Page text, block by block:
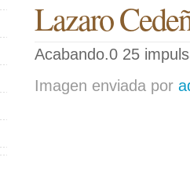
Lazaro
Acabando.0 25
Imagen enviada por